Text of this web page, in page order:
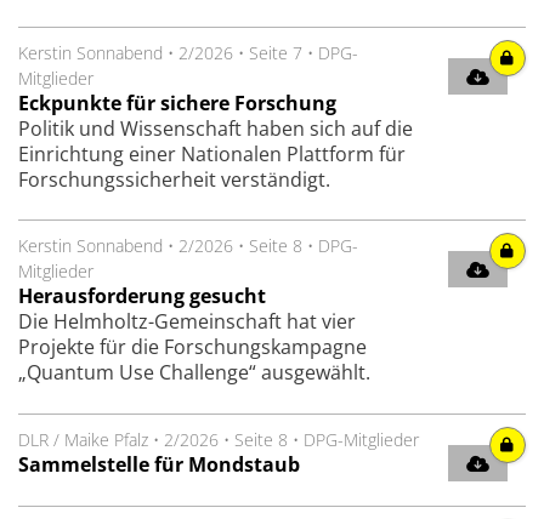
Kerstin Sonnabend • 2/2026 • Seite 7 • DPG-
Mitglieder
Eckpunkte für sichere Forschung
Politik und Wissenschaft haben sich auf die
Einrichtung einer Nationalen Plattform für
Forschungssicherheit verständigt.
Kerstin Sonnabend • 2/2026 • Seite 8 • DPG-
Mitglieder
Herausforderung gesucht
Die Helmholtz-Gemeinschaft hat vier
Projekte für die Forschungskampagne
„Quantum Use Challenge“ ausgewählt.
DLR / Maike Pfalz • 2/2026 • Seite 8 • DPG-Mitglieder
Sammelstelle für Mondstaub